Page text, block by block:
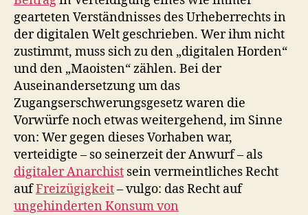
gearteten Verständnisses des Urheberrechts in
der digitalen Welt geschrieben. Wer ihm nicht
zustimmt, muss sich zu den „digitalen Horden“
und den „Maoisten“ zählen. Bei der
Auseinandersetzung um das
Zugangserschwerungsgesetz waren die
Vorwürfe noch etwas weitergehend, im Sinne
von: Wer gegen dieses Vorhaben war,
verteidigte – so seinerzeit der Anwurf – als
digitaler Anarchist sein vermeintliches Recht
aufFreizügigkeit– vulgo: das Recht auf
ungehinderten Konsum von